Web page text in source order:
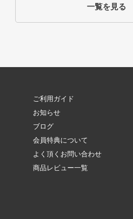
一覧を見る
ご利用ガイド
お知らせ
ブログ
会員特典について
よく頂くお問い合わせ
商品レビュー一覧